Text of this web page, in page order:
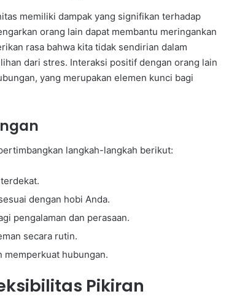
memiliki dampak yang signifikan terhadap
orang lain dapat membantu meringankan
rasa bahwa kita tidak sendirian dalam
dari stres. Interaksi positif dengan orang lain
yang merupakan elemen kunci bagi
langkah-langkah berikut:
dengan hobi Anda.
pengalaman dan perasaan.
secara rutin.
memperkuat hubungan.
Pikiran